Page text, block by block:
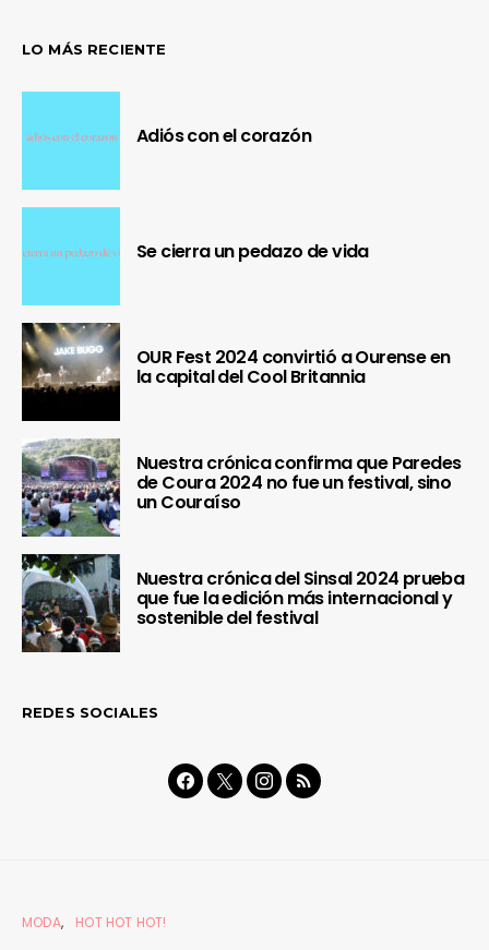
LO MÁS RECIENTE
Adiós con el corazón
Se cierra un pedazo de vida
OUR Fest 2024 convirtió a Ourense en
la capital del Cool Britannia
Nuestra crónica confirma que Paredes
de Coura 2024 no fue un festival, sino
un Couraíso
Nuestra crónica del Sinsal 2024 prueba
que fue la edición más internacional y
sostenible del festival
REDES SOCIALES
MODA HOT HOT HOT!